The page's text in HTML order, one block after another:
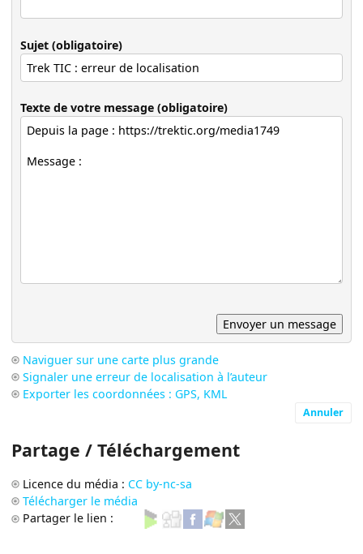
Sujet (obligatoire)
Texte de votre message (obligatoire)
Naviguer sur une carte plus grande
Signaler une erreur de localisation à l’auteur
Exporter les coordonnées : GPS, KML
Annuler
Partage / Téléchargement
Licence du média : CC by-nc-sa
Télécharger le média
Partager le lien :